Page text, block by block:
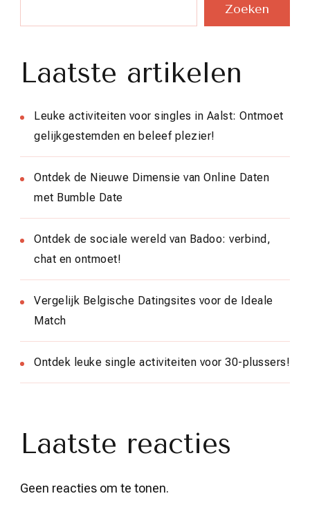
Zoeken
Laatste artikelen
Leuke activiteiten voor singles in Aalst: Ontmoet
gelijkgestemden en beleef plezier!
Ontdek de Nieuwe Dimensie van Online Daten
met Bumble Date
Ontdek de sociale wereld van Badoo: verbind,
chat en ontmoet!
Vergelijk Belgische Datingsites voor de Ideale
Match
Ontdek leuke single activiteiten voor 30-plussers!
Laatste reacties
Geen reacties om te tonen.